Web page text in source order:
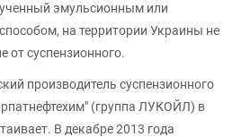
эмульсионным или
на территории Украины не
от суспензионного.
производитель суспензионного
(группа ЛУКОЙЛ) в
В декабре 2013 года